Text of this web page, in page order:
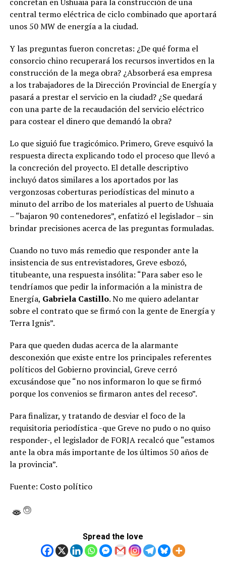
central termo eléctrica de ciclo combinado que aportará
unos 50 MW de energía a la ciudad.
Y las preguntas fueron concretas: ¿De qué forma el
consorcio chino recuperará los recursos invertidos en la
construcción de la mega obra? ¿Absorberá esa empresa
a los trabajadores de la Dirección Provincial de Energía y
pasará a prestar el servicio en la ciudad? ¿Se quedará
con una parte de la recaudación del servicio eléctrico
para costear el dinero que demandó la obra?
Lo que siguió fue tragicómico. Primero, Greve esquivó la
respuesta directa explicando todo el proceso que llevó a
la concreción del proyecto. El detalle descriptivo
incluyó datos similares a los aportados por las
vergonzosas coberturas periodísticas del minuto a
minuto del arribo de los materiales al puerto de Ushuaia
– “bajaron 90 contenedores”, enfatizó el legislador – sin
brindar precisiones acerca de las preguntas formuladas.
Cuando no tuvo más remedio que responder ante la
insistencia de sus entrevistadores, Greve esbozó,
titubeante, una respuesta insólita: “Para saber eso le
tendríamos que pedir la información a la ministra de
Energía, Gabriela Castillo. No me quiero adelantar
sobre el contrato que se firmó con la gente de Energía y
Terra Ignis”.
Para que queden dudas acerca de la alarmante
desconexión que existe entre los principales referentes
políticos del Gobierno provincial, Greve cerró
excusándose que “no nos informaron lo que se firmó
porque los convenios se firmaron antes del receso”.
Para finalizar, y tratando de desviar el foco de la
requisitoria periodística -que Greve no pudo o no quiso
responder-, el legislador de FORJA recalcó que “estamos
ante la obra más importante de los últimos 50 años de
la provincia”.
Fuente: Costo político
Spread the love